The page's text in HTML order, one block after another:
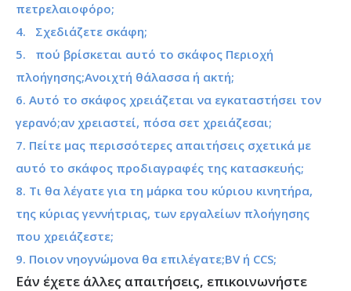
πετρελαιοφόρο;
4. Σχεδιάζετε σκάφη;
5. πού βρίσκεται αυτό το σκάφος Περιοχή
πλοήγησης;Ανοιχτή θάλασσα ή ακτή;
6. Αυτό το σκάφος χρειάζεται να εγκαταστήσει τον
γερανό;αν χρειαστεί, πόσα σετ χρειάζεσαι;
7. Πείτε μας περισσότερες απαιτήσεις σχετικά με
αυτό το σκάφος προδιαγραφές της κατασκευής;
8. Τι θα λέγατε για τη μάρκα του κύριου κινητήρα,
της κύριας γεννήτριας, των εργαλείων πλοήγησης
που χρειάζεστε;
9. Ποιον νηογνώμονα θα επιλέγατε;BV ή CCS;
Εάν έχετε άλλες απαιτήσεις, επικοινωνήστε